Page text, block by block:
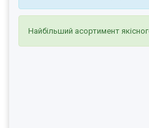
Найбільший асортимент